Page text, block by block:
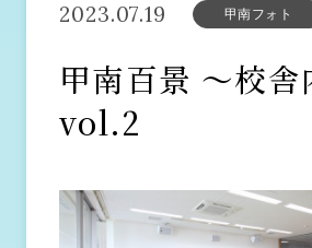
2023.07.19 甲南フォト
甲南百景 〜校舎
vol.2